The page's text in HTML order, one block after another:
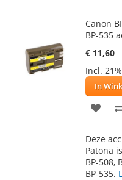
Canon
BP-535
€ 11,60
Incl.
In
AAN
Deze
Patona
BP-508,
BP-535.